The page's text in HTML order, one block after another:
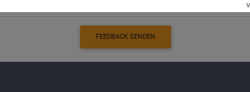
FEEDBACK SENDEN